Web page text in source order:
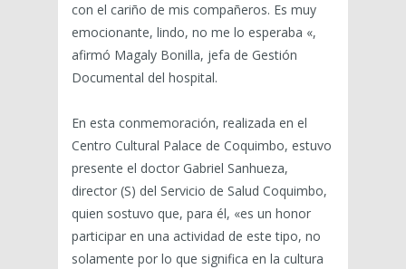
con el cariño de mis compañeros. Es muy
emocionante, lindo, no me lo esperaba «,
afirmó Magaly Bonilla, jefa de Gestión
Documental del hospital.
En esta conmemoración, realizada en el
Centro Cultural Palace de Coquimbo, estuvo
presente el doctor Gabriel Sanhueza,
director (S) del Servicio de Salud Coquimbo,
quien sostuvo que, para él, «es un honor
participar en una actividad de este tipo, no
solamente por lo que significa en la cultura